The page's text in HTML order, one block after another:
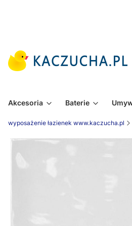
Akcesoria Baterie
wyposażenie łazienek www.kaczucha.pl